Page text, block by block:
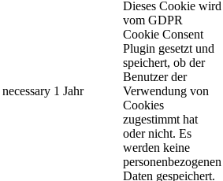
necessary 1 Jahr
Dieses Cookie wird
vom GDPR
Cookie Consent
Plugin gesetzt und
speichert, ob der
Benutzer der
Verwendung von
Cookies
zugestimmt hat
oder nicht. Es
werden keine
personenbezogenen
Daten gespeichert.